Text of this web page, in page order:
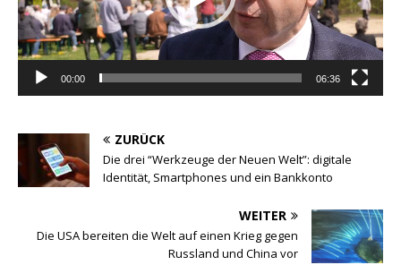
00:00 06:36
ZURÜCK
Die drei “Werkzeuge der Neuen Welt”: digitale
Identität, Smartphones und ein Bankkonto
WEITER
Die USA bereiten die Welt auf einen Krieg gegen
Russland und China vor